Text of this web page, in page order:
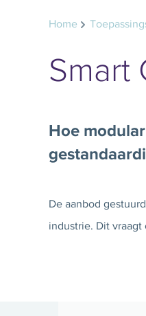
Home
Smart
Hoe
De aanbod
industrie. Dit vraagt